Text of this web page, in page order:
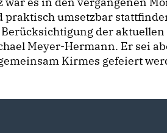
praktisch umsetzbar
der aktuellen
Meyer-Hermann. Er sei
Kirmes gefeiert